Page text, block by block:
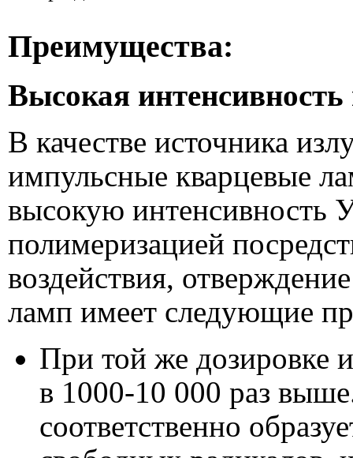
Преимущества:
Высокая интенсивность
В качестве источника
импульсные кварцевые
высокую интенсивность
полимеризацией
воздействия,
ламп имеет следующие
При той же дозировке
в 1000-10 000 раз
соответственно